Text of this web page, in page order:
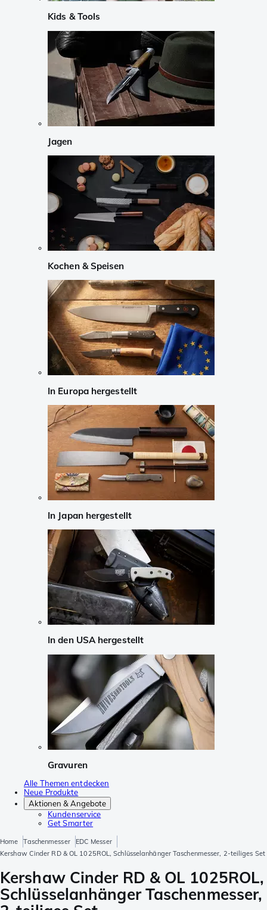
Kids & Tools
Jagen
Kochen & Speisen
In Europa hergestellt
In Japan hergestellt
In den USA hergestellt
Gravuren
Alle Themen entdecken
Neue Produkte
Aktionen & Angebote
Kundenservice
Get Smarter
Home Taschenmesser
EDC Messer
Kershaw Cinder RD & OL 1025ROL, Schlüsselanhänger Taschenmesser, 2-teiliges Set
Kershaw Cinder RD & OL 1025ROL,
Schlüsselanhänger Taschenmesser,